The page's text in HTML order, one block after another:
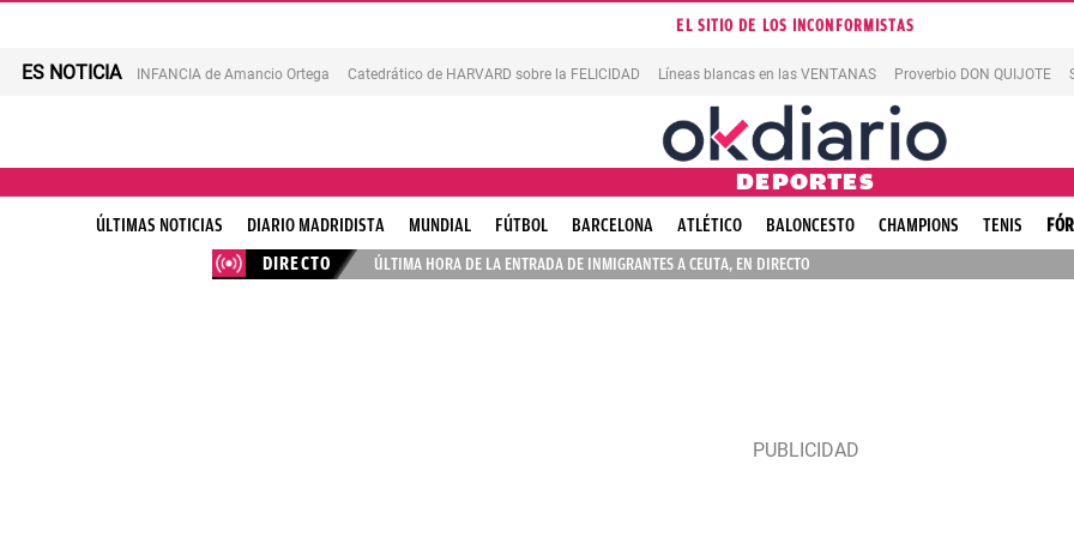
EL SITIO DE LOS INCONFORMISTAS
ES NOTICIA INFANCIA de Amancio Ortega Catedrático de HARVARD sobre la FELICIDAD Líneas blancas en las VENTANAS Proverbio DON QUIJOTE
DEPORTES
ÚLTIMAS NOTICIAS DIARIO MADRIDISTA MUNDIAL FÚTBOL BARCELONA ATLÉTICO BALONCESTO CHAMPIONS TENIS
DIRECTO
ÚLTIMA HORA DE LA ENTRADA DE INMIGRANTES A CEUTA, EN DIRECTO